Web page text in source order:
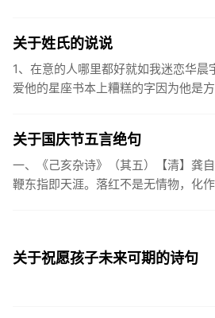
关于姓氏的说说
1、在意的人哪里都好就如我迷恋华晨
爱他的星座书本上糟糕的字因为他是
关于国庆节五言绝句
一、《己亥杂诗》（其五）【清】龚
鞭东指即天涯。落红不是无情物，化
关于祝愿孩子未来可期的诗句